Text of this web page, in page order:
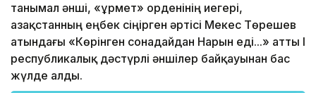
танымал әнші, «Құрмет» орденінің иегері,
Қазақстанның еңбек сіңірген әртісі Мекес Төрешев
атындағы «Көрінген сонадайдан Нарын еді...» атты І
республикалық дәстүрлі әншілер байқауынан бас
жүлде алды.